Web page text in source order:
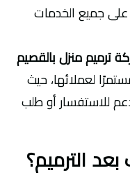
على جميع الخدمات
ترميم منزل بالقصيم
لعملائها، حيث
للاستفسار أو طلب
الترميم؟